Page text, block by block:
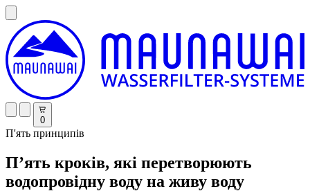
0
П'ять принципів
П’ять кроків, які перетворюють
водопровідну воду на живу воду